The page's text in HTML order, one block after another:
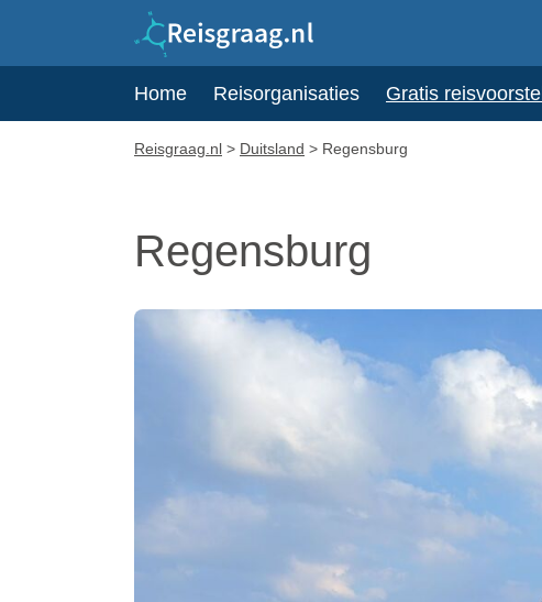
Home Reisorganisaties Gratis reisvoorstel
Reisgraag.nl > Duitsland > Regensburg
Regensburg